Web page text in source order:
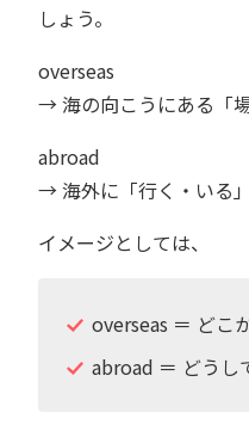
しょう。
overseas
→ 海の向こうにある「
abroad
→ 海外に「行く・いる
イメージとしては、
overseas ＝ どこ
abroad ＝ どうし